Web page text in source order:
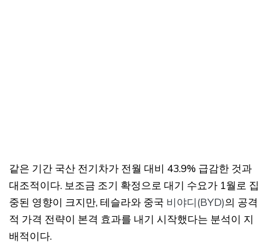
같은 기간 국산 전기차가 전월 대비 43.9% 급감한 것과
대조적이다. 보조금 조기 확정으로 대기 수요가 1월로 집
중된 영향이 크지만, 테슬라와 중국 비야디(BYD)의 공격
적 가격 전략이 본격 효과를 내기 시작했다는 분석이 지
배적이다.